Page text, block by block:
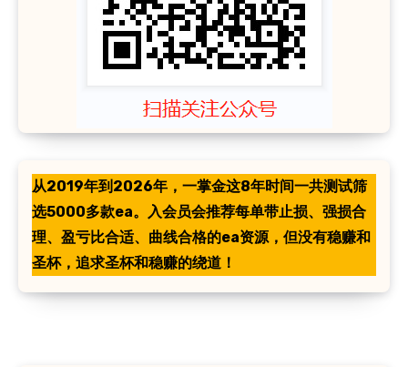
从2019年到2026年，一掌金这8年时间一共测试筛
选5000多款ea。入会员会推荐每单带止损、强损合
理、盈亏比合适、曲线合格的ea资源，但没有稳赚和
圣杯，追求圣杯和稳赚的绕道！